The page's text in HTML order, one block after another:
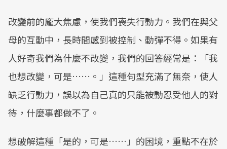
改變前的龐大焦慮，使我們喪失行動力。我們在與父
母的互動中，長時間感到被控制、動彈不得。如果有
人好奇我們為什麼不改變，我們的回答經常是：「我
也想改變，可是……。」這種句型充滿了無奈，使人
缺乏行動力，誤以為自己真的只能被動忍受他人的對
待，什麼事都做不了。
想破解這種「是的，可是……」的困境，重點不在於